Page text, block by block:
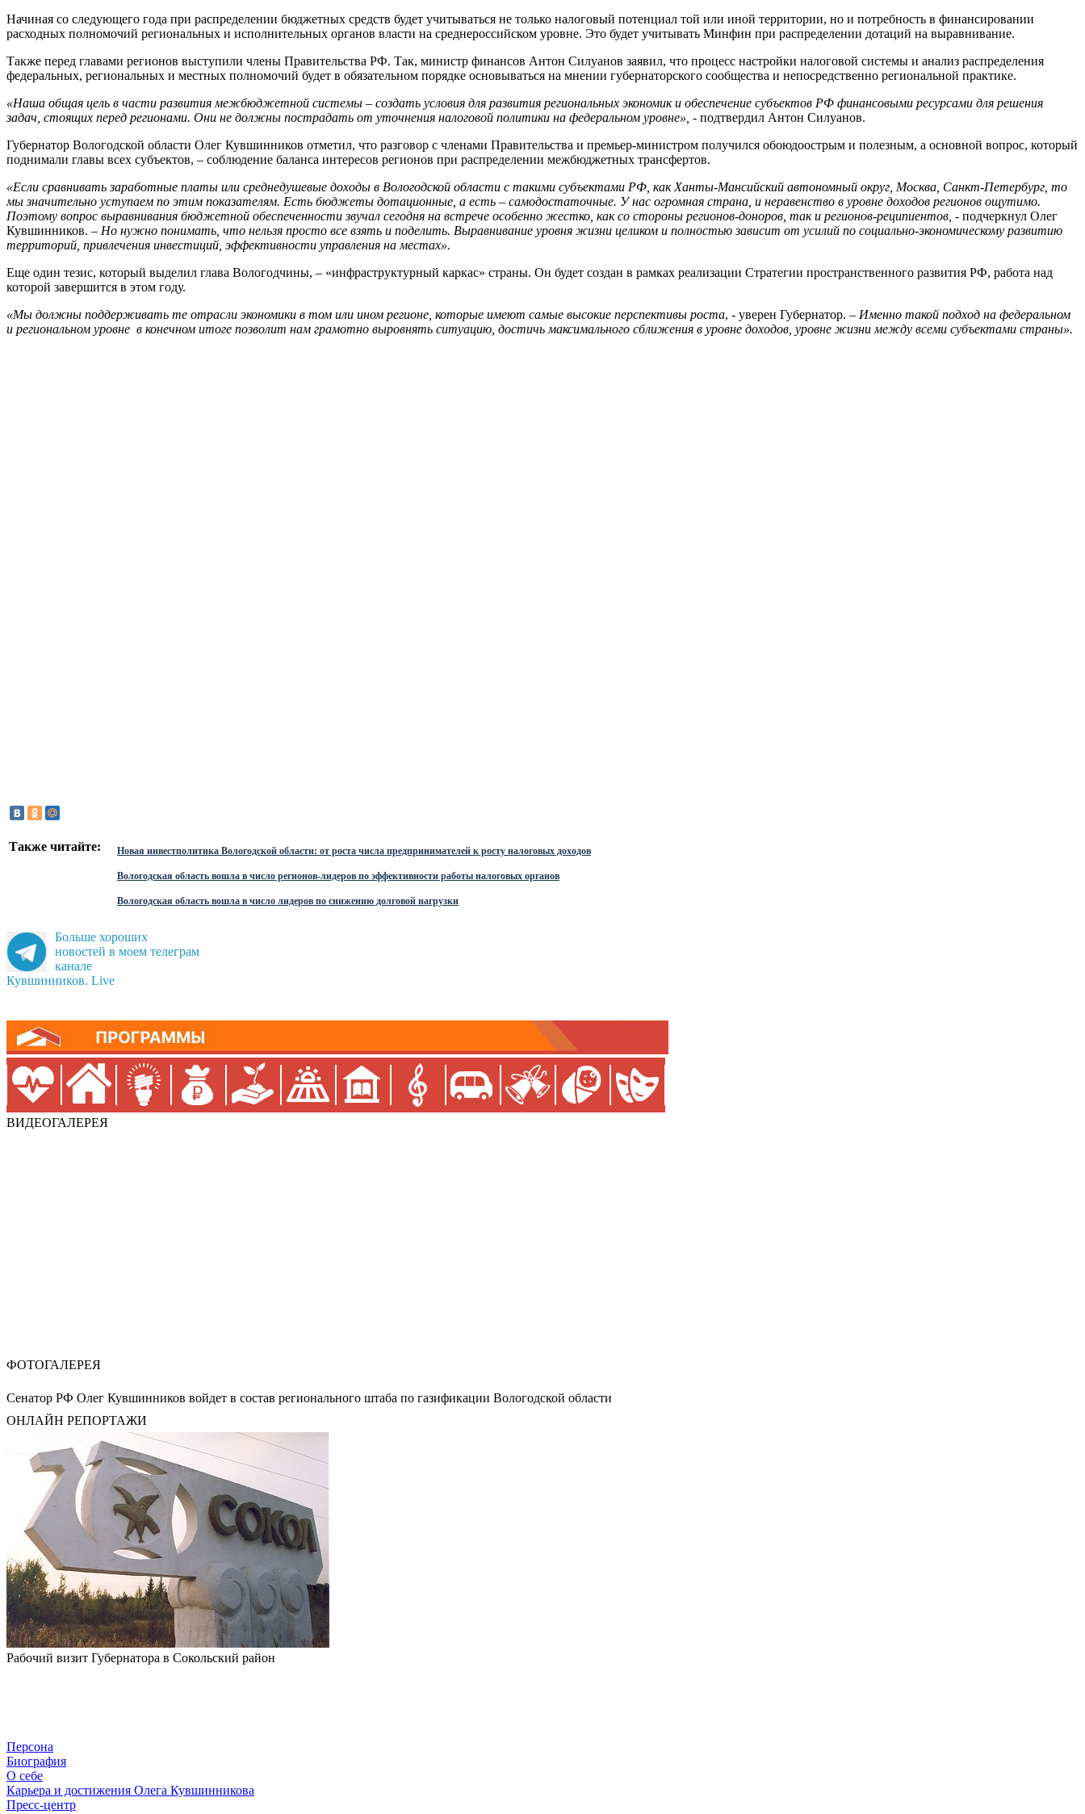
Начиная со следующего года при распределении бюджетных средств будет учитываться не только налоговый потенциал той или иной территории, но и потребность в финансировании
расходных полномочий региональных и исполнительных органов власти на среднероссийском уровне. Это будет учитывать Минфин при распределении дотаций на выравнивание.
Также перед главами регионов выступили члены Правительства РФ. Так, министр финансов Антон Силуанов заявил, что процесс настройки налоговой системы и анализ распределения
федеральных, региональных и местных полномочий будет в обязательном порядке основываться на мнении губернаторского сообщества и непосредственно региональной практике.
«Наша общая цель в части развития межбюджетной системы – создать условия для развития региональных экономик и обеспечение субъектов РФ финансовыми ресурсами для решения
задач, стоящих перед регионами. Они не должны пострадать от уточнения налоговой политики на федеральном уровне», - подтвердил Антон Силуанов.
Губернатор Вологодской области Олег Кувшинников отметил, что разговор с членами Правительства и премьер-министром получился обоюдоострым и полезным, а основной вопрос, который
поднимали главы всех субъектов, – соблюдение баланса интересов регионов при распределении межбюджетных трансфертов.
«Если сравнивать заработные платы или среднедушевые доходы в Вологодской области с такими субъектами РФ, как Ханты-Мансийский автономный округ, Москва, Санкт-Петербург, то
мы значительно уступаем по этим показателям. Есть бюджеты дотационные, а есть – самодостаточные. У нас огромная страна, и неравенство в уровне доходов регионов ощутимо.
Поэтому вопрос выравнивания бюджетной обеспеченности звучал сегодня на встрече особенно жестко, как со стороны регионов-доноров, так и регионов-реципиентов, - подчеркнул Олег
Кувшинников. – Но нужно понимать, что нельзя просто все взять и поделить. Выравнивание уровня жизни целиком и полностью зависит от усилий по социально-экономическому развитию
территорий, привлечения инвестиций, эффективности управления на местах».
Еще один тезис, который выделил глава Вологодчины, – «инфраструктурный каркас» страны. Он будет создан в рамках реализации Стратегии пространственного развития РФ, работа над
которой завершится в этом году.
«Мы должны поддерживать те отрасли экономики в том или ином регионе, которые имеют самые высокие перспективы роста, - уверен Губернатор. – Именно такой подход на федеральном
и региональном уровне в конечном итоге позволит нам грамотно выровнять ситуацию, достичь максимального сближения в уровне доходов, уровне жизни между всеми субъектами страны».
Также читайте: Новая инвестполитика Вологодской области: от роста числа предпринимателей к росту налоговых доходов
Вологодская область вошла в число регионов-лидеров по эффективности работы налоговых органов
Вологодская область вошла в число лидеров по снижению долговой нагрузки
Больше хороших
новостей в моем телеграм
канале
Кувшинников. Live
ВИДЕОГАЛЕРЕЯ
ФОТОГАЛЕРЕЯ
Сенатор РФ Олег Кувшинников войдет в состав регионального штаба по газификации Вологодской области
ОНЛАЙН РЕПОРТАЖИ
Рабочий визит Губернатора в Сокольский район
Персона
Биография
О себе
Карьера и достижения Олега Кувшинникова
Пресс-центр